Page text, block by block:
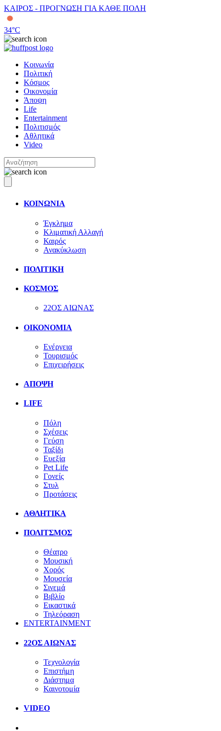
ΚΑΙΡΟΣ - ΠΡΟΓΝΩΣΗ ΓΙΑ ΚΑΘΕ ΠΟΛΗ
34°C
Κοινωνία
Πολιτική
Κόσμος
Οικονομία
Άποψη
Life
Entertainment
Πολιτισμός
Αθλητικά
Video
ΚΟΙΝΩΝΙΑ
Έγκλημα
Κλιματική Αλλαγή
Καιρός
Ανακύκλωση
ΠΟΛΙΤΙΚΗ
ΚΟΣΜΟΣ
22ΟΣ ΑΙΩΝΑΣ
ΟΙΚΟΝΟΜΙΑ
Ενέργεια
Τουρισμός
Επιχειρήσεις
ΑΠΟΨΗ
LIFE
Πόλη
Σχέσεις
Γεύση
Ταξίδι
Ευεξία
Pet Life
Γονείς
Στυλ
Προτάσεις
ΑΘΛΗΤΙΚΑ
ΠΟΛΙΤΣΜΟΣ
Θέατρο
Μουσική
Χορός
Μουσεία
Σινεμά
Βιβλίο
Εικαστικά
Τηλεόραση
ENTERTAINMENT
22ΟΣ ΑΙΩΝΑΣ
Τεχνολογία
Επιστήμη
Διάστημα
Καινοτομία
VIDEO